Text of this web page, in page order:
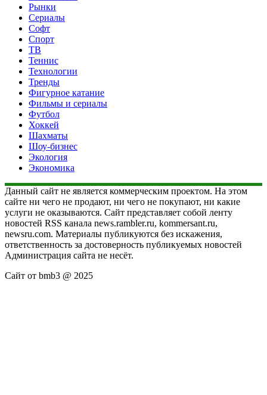
Рынки
Сериалы
Софт
Спорт
ТВ
Теннис
Технологии
Тренды
Фигурное катание
Фильмы и сериалы
Футбол
Хоккей
Шахматы
Шоу-бизнес
Экология
Экономика
Данный сайт не является коммерческим проектом. На этом
сайте ни чего не продают, ни чего не покупают, ни какие
услуги не оказываются. Сайт представляет собой ленту
новостей RSS канала news.rambler.ru, kommersant.ru,
newsru.com. Материалы публикуются без искажения,
ответственность за достоверность публикуемых новостей
Администрация сайта не несёт.
Сайт от bmb3 @ 2025